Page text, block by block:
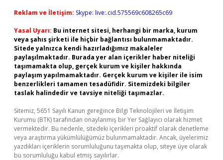
Reklam ve İletişim: Skype: live:.cid.575569c608265c69
Yasal Uyarı: Bu internet sitesi, herhangi bir marka, kurum
veya şahıs şirketi ile hiçbir bağlantısı bulunmamaktadır.
Sitede yalnızca kendi hazırladığımız makaleler
paylaşılmaktadır. Burada yer alan içerikler haber niteliği
taşımamakta olup, gerçek kurum ve kişiler hakkında
paylaşım yapılmamaktadır. Gerçek kurum ve kişiler ile isim
benzerlikleri tamamen tesadüfidir. Sitemizdeki bilgiler
taslak halindedir ve tavsiye niteliği taşımazlar.
Sitemiz, 5651 Sayılı Kanun gereğince Bilgi Teknolojileri ve İletişim
Kurumu (BTK) tarafından onaylanmış bir Yer Sağlayıcı olarak hizmet
vermektedir. Bu nedenle, sitedeki içerikleri proaktif olarak denetleme
veya araştırma yükümlülüğümüz bulunmamaktadır. Ancak, üyelerimiz
yazdıkları içeriklerin sorumluluğunu taşımakta olup, siteye üye olarak
bu sorumluluğu kabul etmiş sayılırlar.